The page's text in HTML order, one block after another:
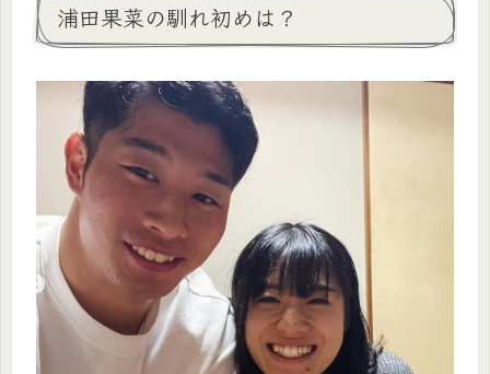
浦田果菜の馴れ初めは？